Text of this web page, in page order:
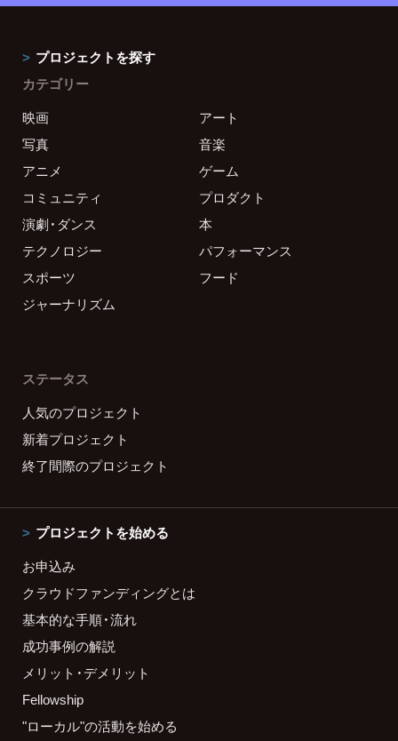
プロジェクトを探す
カテゴリー
映画
アート
写真
音楽
アニメ
ゲーム
コミュニティ
プロダクト
演劇・ダンス
本
テクノロジー
パフォーマンス
スポーツ
フード
ジャーナリズム
ステータス
人気のプロジェクト
新着プロジェクト
終了間際のプロジェクト
プロジェクトを始める
お申込み
クラウドファンディングとは
基本的な手順・流れ
成功事例の解説
メリット・デメリット
Fellowship
"ローカル"の活動を始める